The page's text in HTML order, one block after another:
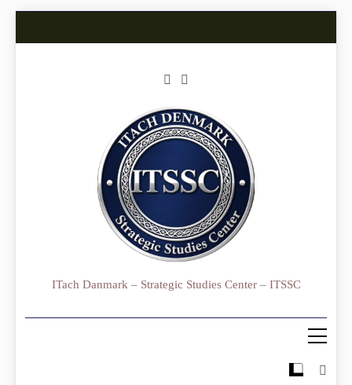
ITach Danmark – Strategic Studies Center – ITSSC